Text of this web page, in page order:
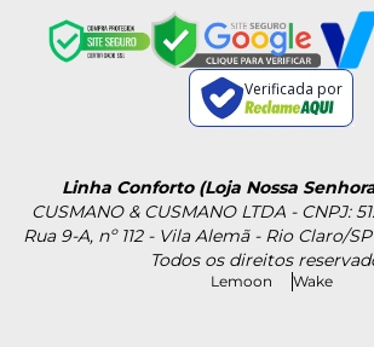
Verificada por
Linha Conforto (Loja Nossa
CUSMANO & CUSMANO LTDA - CNPJ:
Rua 9-A, nº 112 - Vila Alemã - Rio Claro/
Todos os direitos
Lemoon Wake